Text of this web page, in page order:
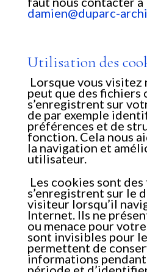
damien@duparc-
Utilisation des
Lorsque vous visitez
peut que des fichiers
s’enregistrent sur
de par exemple
préférences et de
fonction. Cela nous
la navigation et
utilisateur.
Les cookies sont
s’enregistrent sur le
visiteur lorsqu’il
Internet. Ils ne
ou menace pour
sont invisibles pour
permettent de
informations